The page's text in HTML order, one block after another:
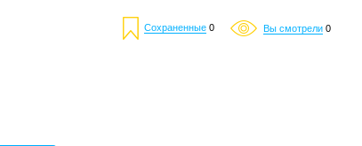
Сохраненные 0 Вы смотрели 0